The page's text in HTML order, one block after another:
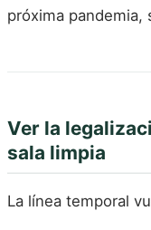
próxima pandemia,
Ver la
sala limpia
La línea temporal